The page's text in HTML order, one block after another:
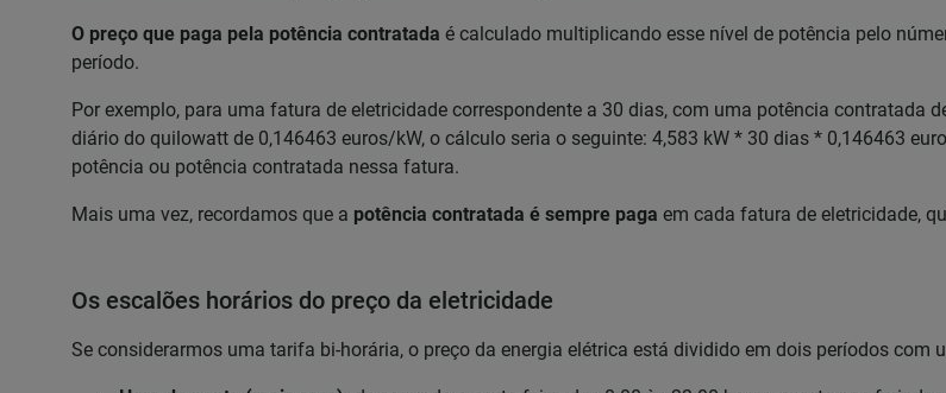
O preço que paga pela potência contratada é calculado multiplicando esse nível de potência pelo
período.
Por exemplo, para uma fatura de eletricidade correspondente a 30 dias, com uma potência contratada
diário do quilowatt de 0,146463 euros/kW, o cálculo seria o seguinte: 4,583 kW * 30 dias * 0,146463
potência ou potência contratada nessa fatura.
Mais uma vez, recordamos que a potência contratada é sempre paga em cada fatura de eletricidade,
Os escalões horários do preço da eletricidade
Se considerarmos uma tarifa bi-horária, o preço da energia elétrica está dividido em dois períodos com